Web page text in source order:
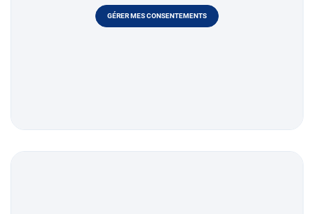
GÉRER MES CONSENTEMENTS